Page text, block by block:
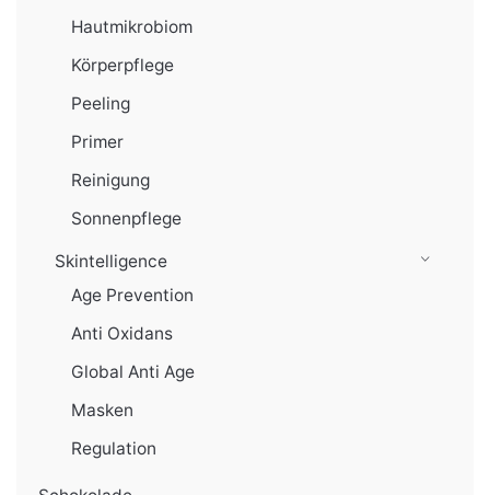
Hautmikrobiom
Körperpflege
Peeling
Primer
Reinigung
Sonnenpflege
Skintelligence
Age Prevention
Anti Oxidans
Global Anti Age
Masken
Regulation